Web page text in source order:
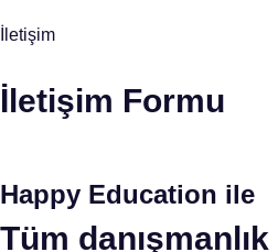
İletişim
İletişim Formu
Happy Education ile
Tüm